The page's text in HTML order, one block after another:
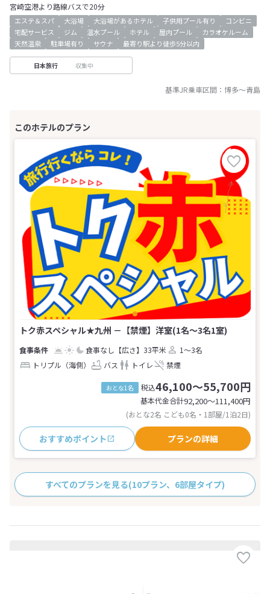
宮崎空港より路線バスで20分
エステ＆スパ 大浴場 大浴場があるホテル 子供用プール有り
コンビニ
宅配サービス
ジム 温水プール ホテル 屋内プール
カラオケルーム
天然温泉
駐車場有り サウナ 最寄り駅より徒歩5分以内
日本旅行 収集中
基準JR乗車区間： 博多～青島
トク赤スペシャル★九州 －【禁煙】洋室(1名～3名1室)
食事なし 【広さ】33平米
1～3名
トリプル（海側）
バス トイレ 禁煙
おとな1名 税込46,100～55,700円
基本代金合計92,200〜111,400円
(おとな2名 こども0名・1部屋/1泊2日)
おすすめポイント プランの詳細
すべてのプランを見る(10プラン、6部屋タイプ)